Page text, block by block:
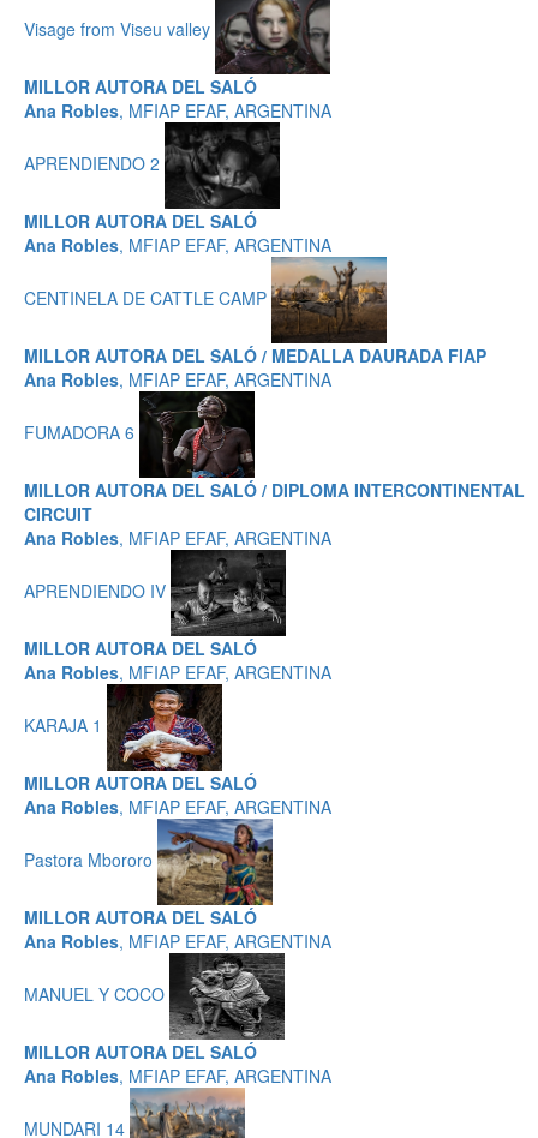
Visage from Viseu valley
MILLOR AUTORA DEL SALÓ
Ana Robles, MFIAP EFAF, ARGENTINA
APRENDIENDO 2
MILLOR AUTORA DEL SALÓ
Ana Robles, MFIAP EFAF, ARGENTINA
CENTINELA DE CATTLE CAMP
MILLOR AUTORA DEL SALÓ / MEDALLA DAURADA FIAP
Ana Robles, MFIAP EFAF, ARGENTINA
FUMADORA 6
MILLOR AUTORA DEL SALÓ / DIPLOMA INTERCONTINENTAL
CIRCUIT
Ana Robles, MFIAP EFAF, ARGENTINA
APRENDIENDO IV
MILLOR AUTORA DEL SALÓ
Ana Robles, MFIAP EFAF, ARGENTINA
KARAJA 1
MILLOR AUTORA DEL SALÓ
Ana Robles, MFIAP EFAF, ARGENTINA
Pastora Mbororo
MILLOR AUTORA DEL SALÓ
Ana Robles, MFIAP EFAF, ARGENTINA
MANUEL Y COCO
MILLOR AUTORA DEL SALÓ
Ana Robles, MFIAP EFAF, ARGENTINA
MUNDARI 14